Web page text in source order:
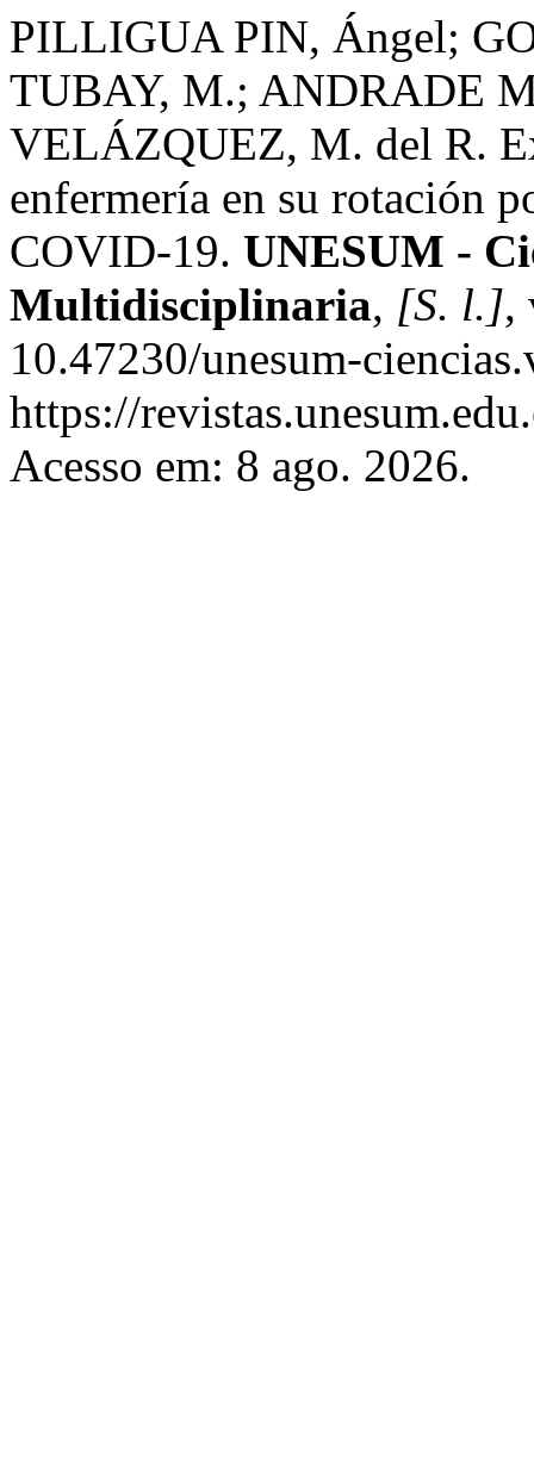
PILLIGUA PIN, Ángel;
TUBAY, M.; ANDRADE
VELÁZQUEZ, M. del R.
enfermería en su rotación
COVID-19. UNESUM -
Multidisciplinaria, [S. l.],
10.47230/unesum-
https://
Acesso em: 8 ago. 2026.